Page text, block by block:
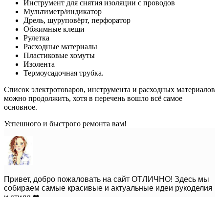
Инструмент для снятия изоляции с проводов
Мультиметр/индикатор
Дрель, шуруповёрт, перфоратор
Обжимные клещи
Рулетка
Расходные материалы
Пластиковые хомуты
Изолента
Термоусадочная трубка.
Список электротоваров, инструмента и расходных материалов
можно продолжить, хотя в перечень вошло всё самое
основное.
Успешного и быстрого ремонта вам!
Привет, добро пожаловать на сайт ОТЛИЧНО! Здесь мы
собираем самые красивые и актуальные идеи рукоделия